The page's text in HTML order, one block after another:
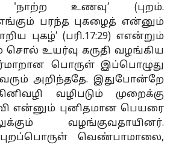
'நாற்ற உணவு’ (புறம்.
எங்கும் பரந்த புகழைத் என்னும்
புகழ்’ (பரி.17:29) எஎன்றும்
சொல் உயர்வு கருதி வழங்கிய
பொருள் இப்பொழுது
அறிந்ததே. இதுபோன்றே
வழிபடும் முறைக்கு
என்னும் புனிதமான பெயரை
வழங்குவதாயினர்.
வெண்பாமாலை,